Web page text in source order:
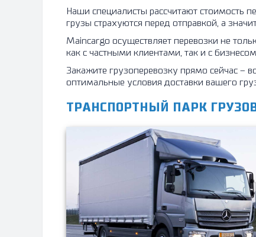
Наши специалисты рассчитают
грузы страхуются перед отправкой, а
Maincargo осуществляет перевозки не
как с частными клиентами, так и с
Закажите грузоперевозку прямо сейчас –
оптимальные условия доставки вашего
ТРАНСПОРТНЫЙ ПАРК